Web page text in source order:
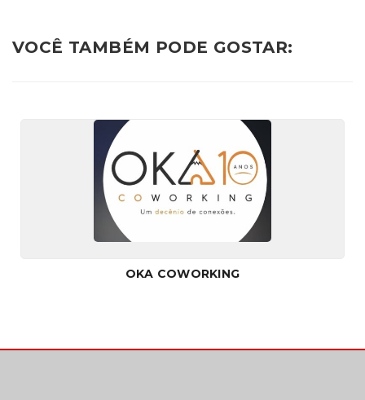
VOCÊ TAMBÉM PODE GOSTAR:
OKA COWORKING